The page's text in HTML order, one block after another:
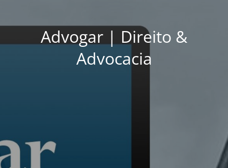
Advogar | Direito &
Advocacia